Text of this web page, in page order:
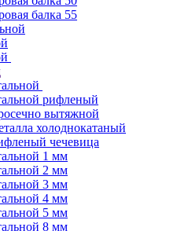
балка 55
рифленый
вытяжной
холоднокатаный
чечевица
1 мм
2 мм
3 мм
4 мм
5 мм
8 мм